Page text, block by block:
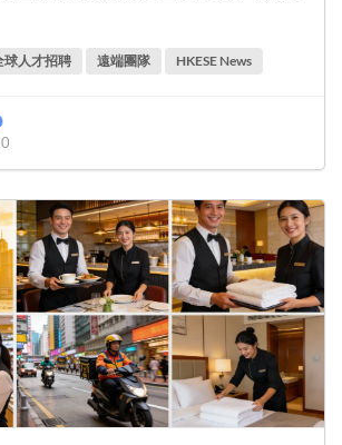
球人才招聘 遠端團隊 HKESE News